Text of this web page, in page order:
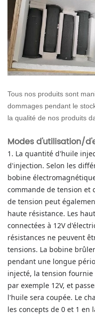
Tous nos produits sont
dommages pendant le
la qualité de nos produits
Modes d'utilisation/
1. La quantité d'huile
d'injection. Selon les
bobine
commande de tension et
de tension peut
haute résistance. Les
connectées à 12V
résistances ne peuvent
tensions. La bobine
pendant une longue
injecté, la tension
par exemple 12V, et
l'huile sera coupée. Le
les concepts de 0 et 1